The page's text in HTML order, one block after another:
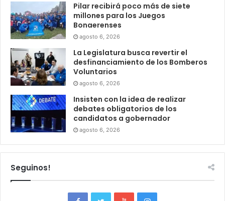
Pilar recibirá poco más de siete
millones para los Juegos
Bonaerenses
agosto 6, 2026
La Legislatura busca revertir el
desfinanciamiento de los Bomberos
Voluntarios
agosto 6, 2026
Insisten con la idea de realizar
debates obligatorios de los
candidatos a gobernador
agosto 6, 2026
Seguinos!